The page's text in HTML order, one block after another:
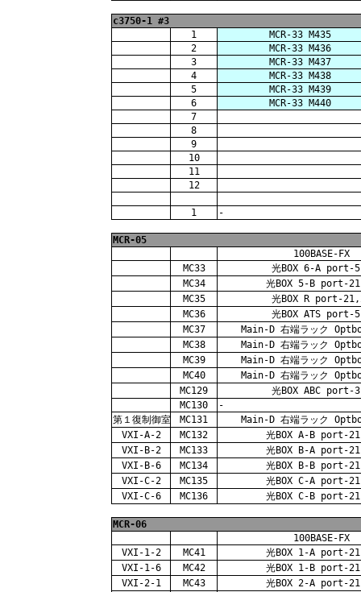
c3750-1 #3
1
MCR-33 M435
2
MCR-33 M436
3
MCR-33 M437
4
MCR-33 M438
5
MCR-33 M439
6
MCR-33 M440
7
8
9
10
11
12
1 -
MCR-05
100BASE-FX
MC33
光BOX 6-A port-
MC34
光BOX 5-B port-
MC35
光BOX R port-
MC36
光BOX ATS port-
MC37
Main-D 右端ラック
MC38
Main-D 右端ラック
MC39
Main-D 右端ラック
MC40
Main-D 右端ラック
MC129
光BOX ABC port-
MC130
-
第１復制御室
MC131
Main-D 右端ラック
VXI-A-2
MC132
光BOX A-B port-
VXI-B-2
MC133
光BOX B-A port-
VXI-B-6
MC134
光BOX B-B port-
VXI-C-2
MC135
光BOX C-A port-
VXI-C-6
MC136 光BOX C-B port-
MCR-06
100BASE-FX
VXI-1-2
MC41
光BOX 1-A port-
VXI-1-6
MC42
光BOX 1-B port-
VXI-2-1
MC43
光BOX 2-A port-